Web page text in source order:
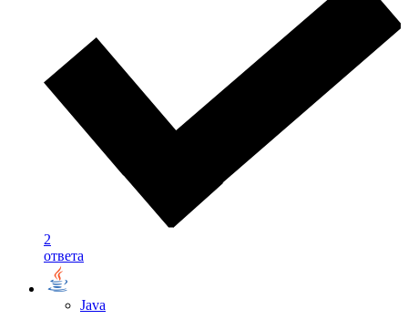
2
ответа
Java